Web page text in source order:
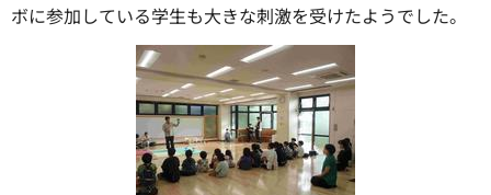
ボに参加している学生も大きな刺激を受けたようでした。